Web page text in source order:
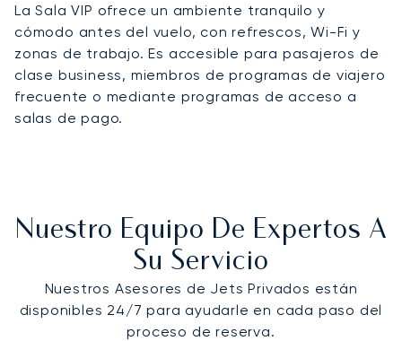
La Sala VIP ofrece un ambiente tranquilo y
cómodo antes del vuelo, con refrescos, Wi-Fi y
zonas de trabajo. Es accesible para pasajeros de
clase business, miembros de programas de viajero
frecuente o mediante programas de acceso a
salas de pago.
Nuestro Equipo De Expertos A
Su Servicio
Nuestros Asesores de Jets Privados están
disponibles 24/7 para ayudarle en cada paso del
proceso de reserva.